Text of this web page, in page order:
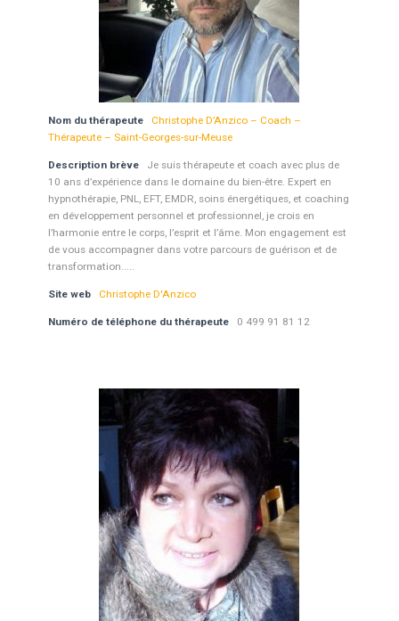
Nom du thérapeute
Christophe D’Anzico – Coach –
Thérapeute – Saint-Georges-sur-Meuse
Description brève
Je suis thérapeute et coach avec plus de
10 ans d’expérience dans le domaine du bien-être. Expert en
hypnothérapie, PNL, EFT, EMDR, soins énergétiques, et coaching
en développement personnel et professionnel, je crois en
l’harmonie entre le corps, l’esprit et l’âme. Mon engagement est
de vous accompagner dans votre parcours de guérison et de
transformation.....
Site web Christophe D'Anzico
Numéro de téléphone du thérapeute 0 499 91 81 12